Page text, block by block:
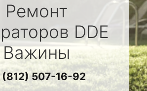
Ремонт
DDE
Важины
(812) 507-16-92